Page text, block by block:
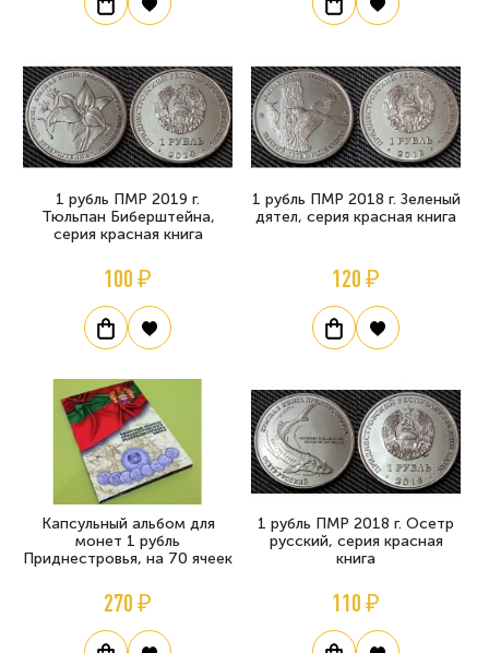
1 рубль ПМР 2019 г.
Тюльпан Биберштейна,
серия красная книга
100 ₽
1 рубль ПМР 2018 г. Зеленый
дятел, серия красная книга
120 ₽
Капсульный альбом для
монет 1 рубль
Приднестровья, на 70 ячеек
270 ₽
1 рубль ПМР 2018 г. Осетр
русский, серия красная
книга
110 ₽